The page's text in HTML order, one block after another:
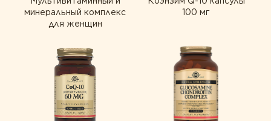
минеральный комплекс
для женщин
100 мг